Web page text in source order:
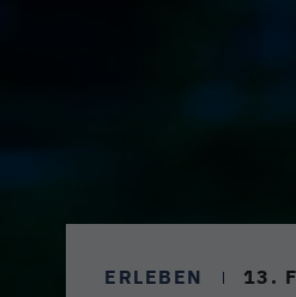
ERLEBEN 13.